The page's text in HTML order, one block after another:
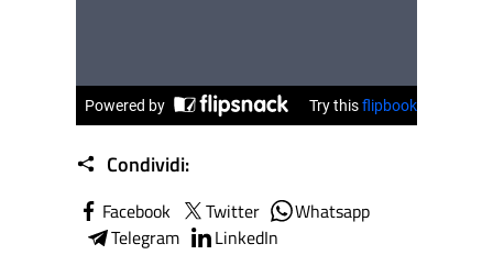
Condividi:
Facebook Twitter
Whatsapp
Telegram
LinkedIn